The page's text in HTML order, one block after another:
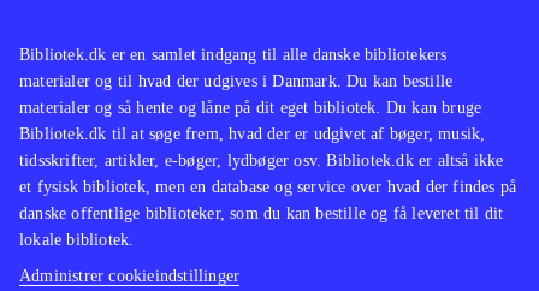
Bibliotek.dk er en samlet indgang til alle danske bibliotekers
materialer og til hvad der udgives i Danmark. Du kan bestille
materialer og så hente og låne på dit eget bibliotek. Du kan bruge
Bibliotek.dk til at søge frem, hvad der er udgivet af bøger, musik,
tidsskrifter, artikler, e-bøger, lydbøger osv. Bibliotek.dk er altså ikke
et fysisk bibliotek, men en database og service over hvad der findes på
danske offentlige biblioteker, som du kan bestille og få leveret til dit
lokale bibliotek.
Administrer cookieindstillinger